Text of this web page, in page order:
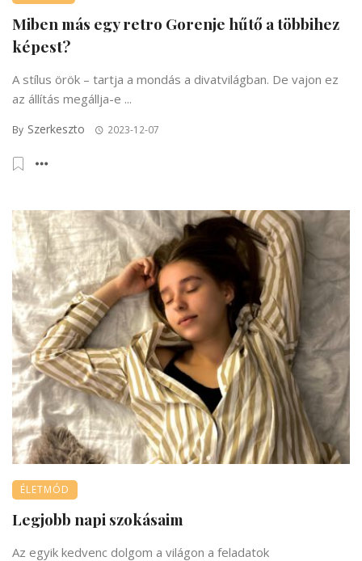
Miben más egy retro Gorenje hűtő a többihez
képest?
A stílus örök – tartja a mondás a divatvilágban. De vajon ez
az állítás megállja-e ...
By Szerkeszto 2023-12-07
ÉLETMÓD
Legjobb napi szokásaim
Az egyik kedvenc dolgom a világon a feladatok